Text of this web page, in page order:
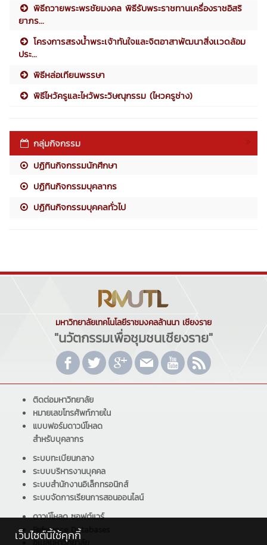
พิธีถวายพระพรชัยมงคล พิธีรับพระราชทานเครื่องราชอิสริ
ยาภร...
โครงการสรงน้ำพระเจ้าทันใจและจิตอาสาพัฒนาสิ่งเเวดล้อม
ประ...
พิธีหล่อเทียนพรรษา
พิธีไหว้ครูและไหว้พระวิษณุกรรม (ไหวครูช่าง)
กลุ่มกิจกรรม
ปฏิทินกิจกรรมนักศึกษา
ปฏิทินกิจกรรมบุคลากร
ปฏิทินกิจกรรมบุคคลทั่วไป
มหาวิทยาลัยเทคโนโลยีราชมงคลล้านนา เชียงราย
"นวัตกรรมเพื่อชุมชนเชียงราย"
ติดต่อมหาวิทยาลัย
หมายเลขโทรศัพท์ภายใน
แบบฟอร์มดาวน์โหลด
สำหรับบุคลากร
ระบบทะเบียนกลาง
ระบบบริหารงานบุคคล
ระบบสำนักงานอิเล็กทรอนิกส์
ระบบจัดการเรียนการสอนออนไลน์
ดาวน์โหลด ซอฟต์แวร์
Reference Databases
เว็บไซต์นี้ใช้คุกกี้